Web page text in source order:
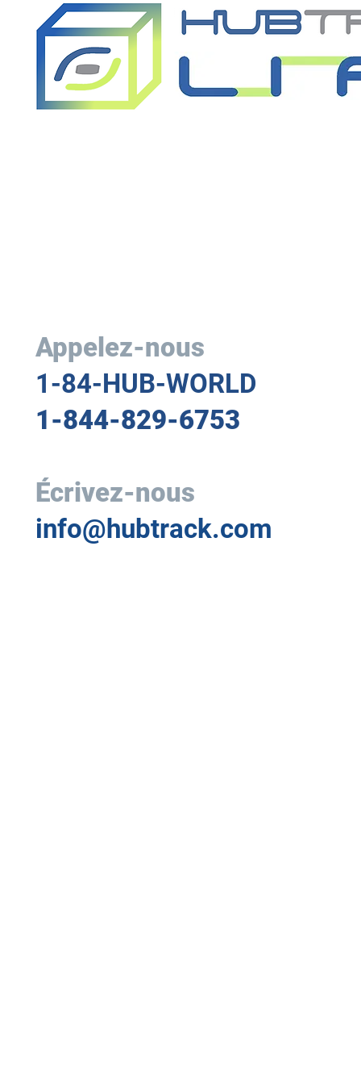
Appelez-nous
1-84-HUB-WORLD
1-844-829-6753
Écrivez-nous
info@hubtrack.com